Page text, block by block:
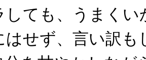
しても、うまくい
はせず、言い訳も